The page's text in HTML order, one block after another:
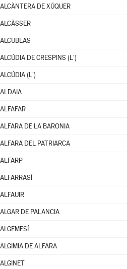
ALCÀNTERA DE XÚQUER
ALCÀSSER
ALCUBLAS
ALCÚDIA DE CRESPINS (L')
ALCÚDIA (L')
ALDAIA
ALFAFAR
ALFARA DE LA BARONIA
ALFARA DEL PATRIARCA
ALFARP
ALFARRASÍ
ALFAUIR
ALGAR DE PALANCIA
ALGEMESÍ
ALGIMIA DE ALFARA
ALGINET